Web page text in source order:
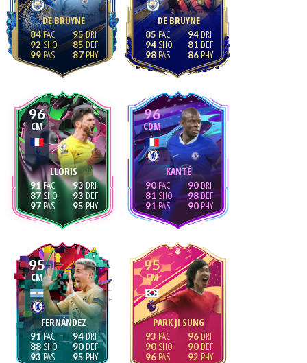
DE BRUYNE
84
92
99
95
85
87
DE BRUYNE
85
94
98
94
81
86
96
CM
LLORIS
91
87
97
93
93
95
96
CDM
KANTÉ
90
81
91
90
98
90
95
CM
FERNÁNDEZ
91
88
93
94
90
95
95
CM
PARK JI SUNG
93
90
96
96
90
92